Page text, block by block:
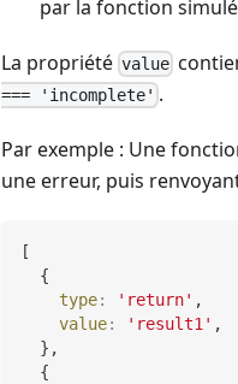
par la fonction
La propriété value
=== 'incomplete' .
Par exemple : Une
une erreur, puis
[
{
type: 'return' ,
value: 'result1' ,
} ,
{